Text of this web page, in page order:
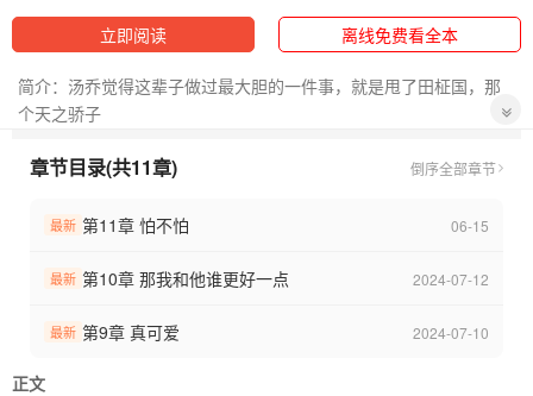
立即阅读 离线免费看全本
简介：汤乔觉得这辈子做过最大胆的一件事，就是甩了田柾国，那
个天之骄子
只是没想到多年后两人再次相逢，她被田柾国攥住手腕
章节目录(共11章) 倒序全部章节
最新 第11章 怕不怕 06-15
最新 第10章 那我和他谁更好一点 2024-07-12
最新 第9章 真可爱 2024-07-10
正文